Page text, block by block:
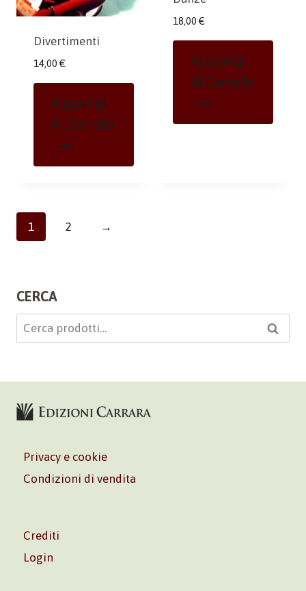
Divertimenti
14,00 €
Aggiungi
Al Carrello
18,00 €
Aggiungi
Al Carrello
1 2 →
CERCA
Cerca: Cerca
Privacy e cookie
Condizioni di vendita
Crediti
Login